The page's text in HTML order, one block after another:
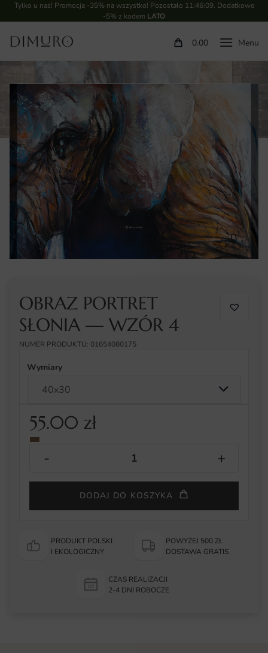
Tylko u nas! Promocja -35% na wszystko! Pozostało 11:46:08. Dodatkowe
-5% z kodem LATO
0.00
OBRAZ PORTRET
SŁONIA — WZÓR 4
NUMER PRODUKTU: 01654080175
Wymiary
55.00 zł
DODAJ DO KOSZYKA
PRODUKT POLSKI
I EKOLOGICZNY
POWYŻEJ 500 ZŁ
DOSTAWA GRATIS
CZAS REALIZACJI
2-4 DNI ROBOCZE